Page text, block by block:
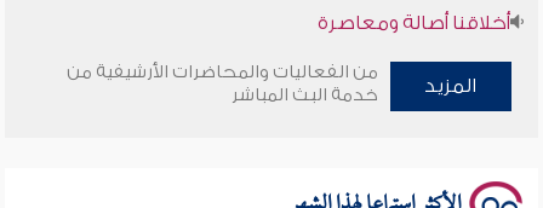
أخلاقنا أصالة ومعاصرة
وأمنهم من خوف 9
المزيد
من الفعاليات والمحاضرات الأرشيفية من
خدمة البث المباشر